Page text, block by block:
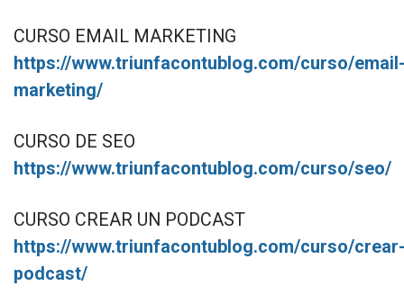
CURSO EMAIL MARKETING
https://www.triunfacontublog.com/curso/email-
marketing/
CURSO DE SEO
https://www.triunfacontublog.com/curso/seo/
CURSO CREAR UN PODCAST
https://www.triunfacontublog.com/curso/crear-
podcast/